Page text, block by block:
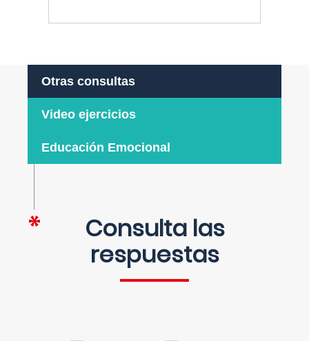
Otras consultas
Video ejercicios
Educación Emocional
Consulta las
respuestas